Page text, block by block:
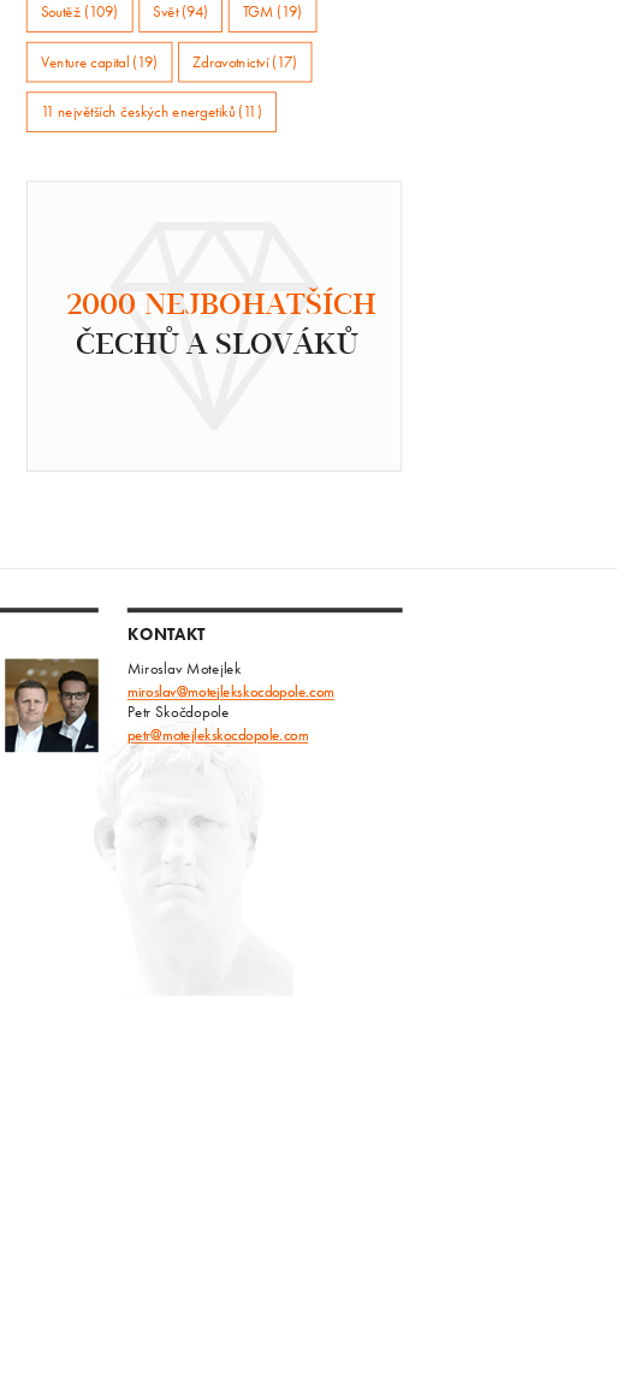
Soutěž (109) Svět (94) TGM (19)
Venture capital (19) Zdravotnictví (17)
11 největších českých energetiků (11)
2000 NEJBOHATŠÍCH
ČECHŮ A SLOVÁKŮ
KONTAKT
Miroslav Motejlek
miroslav@motejlekskocdopole.com
Petr Skočdopole
petr@motejlekskocdopole.com